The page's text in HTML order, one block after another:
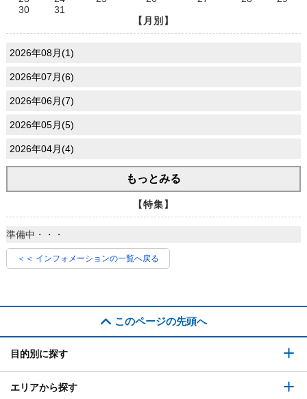
30
31
【月別】
2026年08月(1)
2026年07月(6)
2026年06月(7)
2026年05月(5)
2026年04月(4)
もっとみる
【特集】
準備中・・・
＜＜ インフォメーションの一覧へ戻る
このページの先頭へ
目的別に探す
エリアから探す